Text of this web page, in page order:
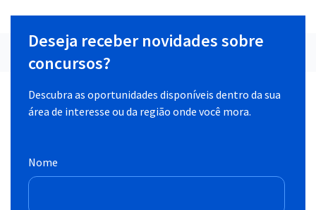
Deseja receber novidades sobre
concursos?
Descubra as oportunidades disponíveis dentro da sua
área de interesse ou da região onde você mora.
Nome